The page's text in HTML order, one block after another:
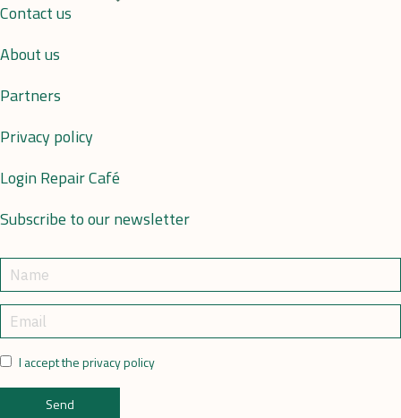
Contact us
About us
Partners
Privacy policy
Login Repair Café
Subscribe to our newsletter
I accept the privacy policy
Send